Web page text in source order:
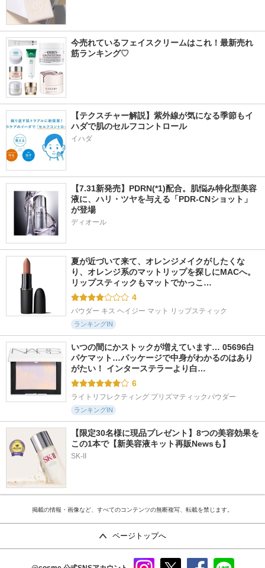
今売れているフェイスクリームはこれ！最新売れ
筋ランキング♡
【テクスチャー解説】紫外線が気になる季節もイ
ハダで肌のセルフコントロール
イハダ
【7.31新発売】PDRN(*1)配合。肌悩み特化型美容
液に、ハリ・ツヤを与える「PDR-CNショット」
が登場
ディオール
夏が近づいて来て、オレンジメイクがしたくな
り、オレンジ系のマットリップを探しにMACへ。
リップスティックもマットでかっこ…
4
パウダー キス ヘイジー マット リップスティック
ランキングIN
いつの間にかストックが増えています… 05696白
パケマット…パッケージで中身がわかるのはあり
がたい！ インターステラーより白…
6
ライトリフレクティング プリズマティックパウダー
ランキングIN
【限定30名様に現品プレゼント】8つの美容効果を
この1本で【新美容液キット再販Newsも】
SK-II
掲載の情報・画像など、すべてのコンテンツの無断複写、転載を禁じます。
ページトップへ